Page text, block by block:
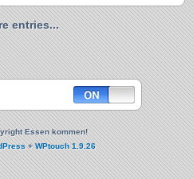
entries...
Essen kommen!
+WPtouch 1.9.26